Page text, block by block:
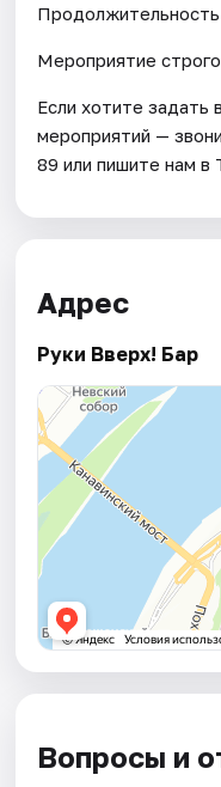
Продолжительность
Мероприятие
Если хотите задать
мероприятий —
89 или пишите нам
Адрес
Руки Вверх! Бар
Вопросы и